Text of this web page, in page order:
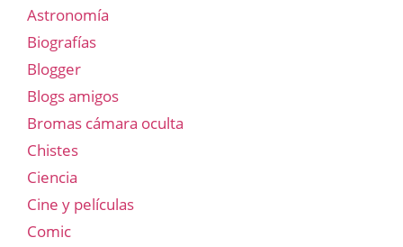
Astronomía
Biografías
Blogger
Blogs amigos
Bromas cámara oculta
Chistes
Ciencia
Cine y películas
Comic